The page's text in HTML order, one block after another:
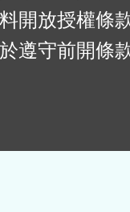
開放授權條
遵守前開條